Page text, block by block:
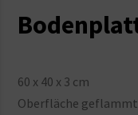
60 x 40 x 3 cm
Oberfläche